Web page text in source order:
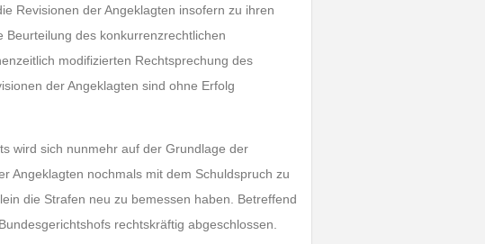
Revisionen der Angeklagten insofern zu ihren
des konkurrenzrechtlichen
modifizierten Rechtsprechung des
der Angeklagten sind ohne Erfolg
wird sich nunmehr auf der Grundlage der
Angeklagten nochmals mit dem Schuldspruch zu
die Strafen neu zu bemessen haben. Betreffend
rechtskräftig abgeschlossen.